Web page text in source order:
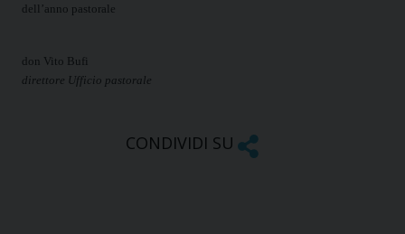
dell’anno pastorale
don Vito Bufi
direttore Ufficio pastorale
CONDIVIDI SU